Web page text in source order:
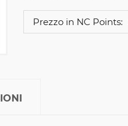
Prezzo in NC Points: